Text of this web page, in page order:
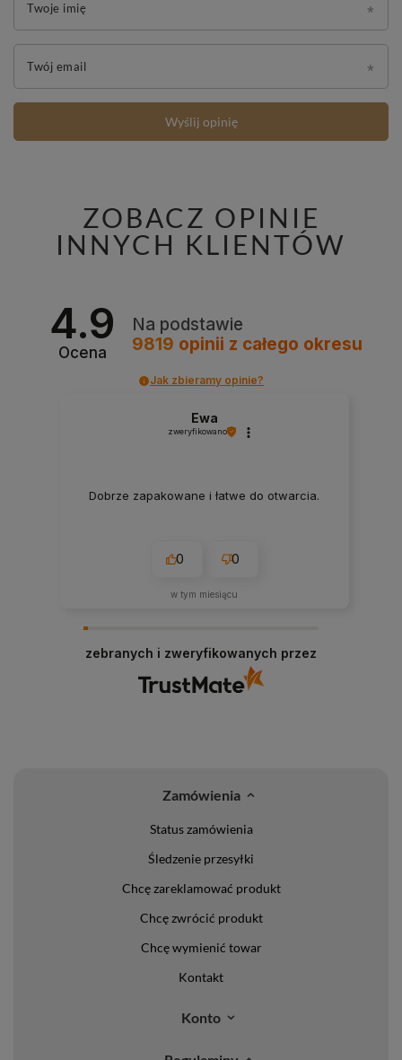
Twoje imię
Twój email
Wyślij opinię
ZOBACZ OPINIE
INNYCH KLIENTÓW
4.9
Ocena
Na podstawie
9819 opinii z całego okresu
Jak zbieramy opinie?
Ewa
zweryfikowano
Dobrze zapakowane i łatwe do otwarcia.
0 0
w tym miesiącu
zebranych i zweryfikowanych przez
Zamówienia
Status zamówienia
Śledzenie przesyłki
Chcę zareklamować produkt
Chcę zwrócić produkt
Chcę wymienić towar
Kontakt
Konto